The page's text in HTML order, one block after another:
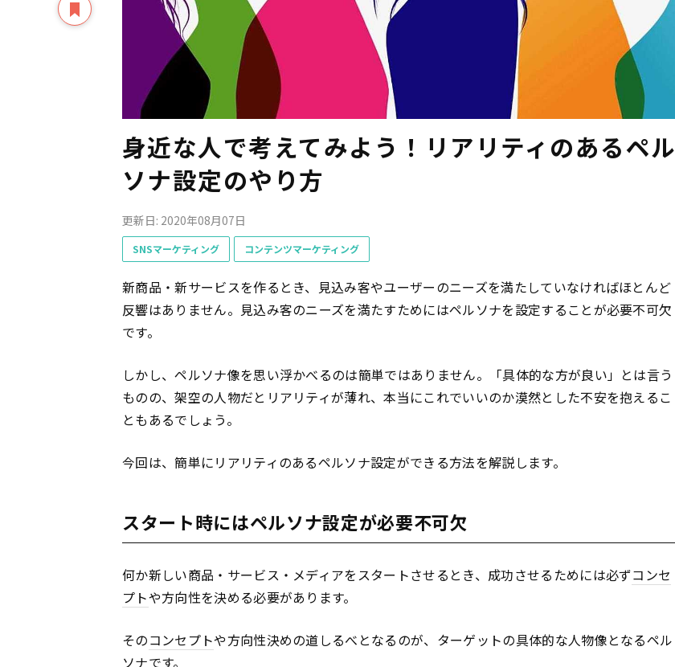
身近な人で考えてみよう！リアリティのあるペル
ソナ設定のやり方
更新日: 2020年08月07日
SNSマーケティング コンテンツマーケティング
新商品・新サービスを作るとき、見込み客やユーザーのニーズを満たしていなければほとんど
反響はありません。見込み客のニーズを満たすためにはペルソナを設定することが必要不可欠
です。
しかし、ペルソナ像を思い浮かべるのは簡単ではありません。「具体的な方が良い」とは言う
ものの、架空の人物だとリアリティが薄れ、本当にこれでいいのか漠然とした不安を抱えるこ
ともあるでしょう。
今回は、簡単にリアリティのあるペルソナ設定ができる方法を解説します。
スタート時にはペルソナ設定が必要不可欠
何か新しい商品・サービス・メディアをスタートさせるとき、成功させるためには必ずコンセ
プトや方向性を決める必要があります。
そのコンセプトや方向性決めの道しるべとなるのが、ターゲットの具体的な人物像となるペル
ソナです。